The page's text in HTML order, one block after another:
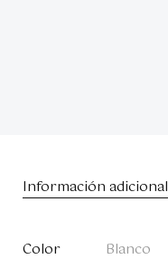
Información adicional
Color
Blanco